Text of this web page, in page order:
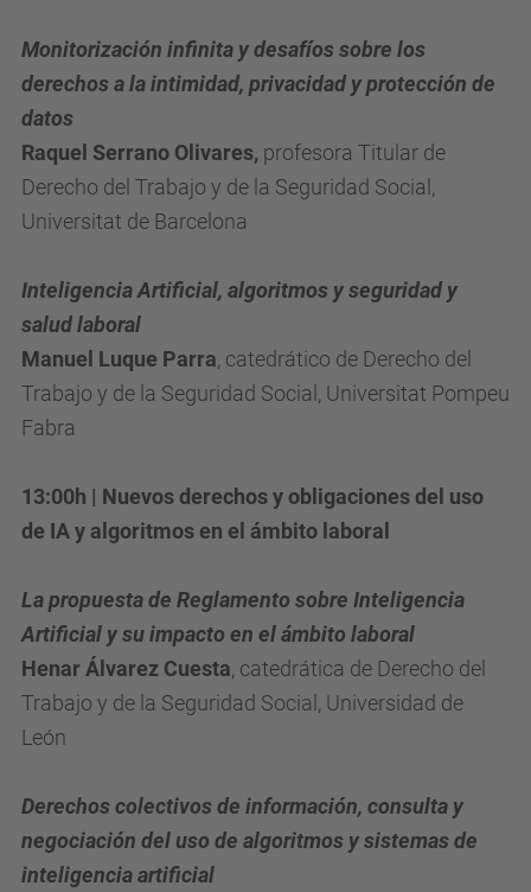
-
a
r
t
i
f
c
i
a
l
-
-
r
l
a
c
i
o
-
l
a
Monitorización infinita y desafíos sobre los
derechos a la intimidad, privacidad y protección de
datos
Raquel Serrano Olivares, profesora Titular de
Derecho del Trabajo y de la Seguridad Social,
Universitat de Barcelona
Inteligencia Artificial, algoritmos y seguridad y
salud laboral
Manuel Luque Parra, catedrático de Derecho del
Trabajo y de la Seguridad Social, Universitat Pompeu
Fabra
13:00h | Nuevos derechos y obligaciones del uso
de IA y algoritmos en el ámbito laboral
La propuesta de Reglamento sobre Inteligencia
Artificial y su impacto en el ámbito laboral
Henar Álvarez Cuesta, catedrática de Derecho del
Trabajo y de la Seguridad Social, Universidad de
León
Derechos colectivos de información, consulta y
negociación del uso de algoritmos y sistemas de
inteligencia artificial